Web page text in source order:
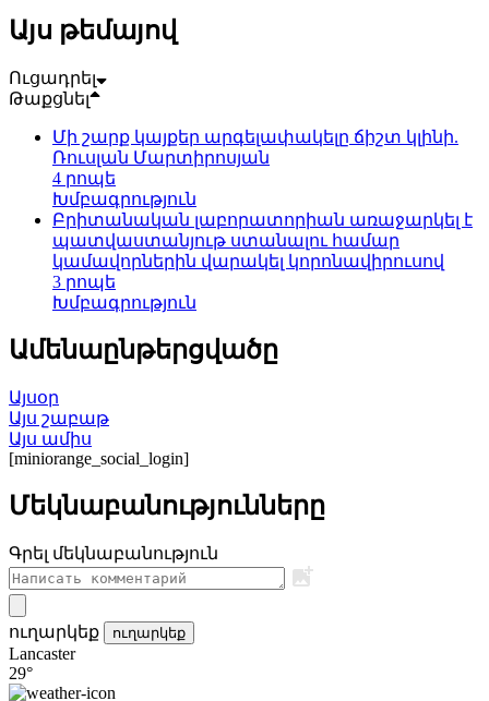
Այս թեմայով
Ուցադրել
Թաքցնել
Մի շարք կայքեր արգելափակելը ճիշտ կլինի.
Ռուսլան Մարտիրոսյան
4 րոպե
Խմբագրություն
Բրիտանական լաբորատորիան առաջարկել է
պատվաստանյութ ստանալու համար
կամավորներին վարակել կորոնավիրուսով
3 րոպե
Խմբագրություն
Ամենաընթերցվածը
Այսօր
Այս շաբաթ
Այս ամիս
[miniorange_social_login]
Մեկնաբանությունները
Գրել մեկնաբանություն
ուղարկեք ուղարկեք
Lancaster
29°